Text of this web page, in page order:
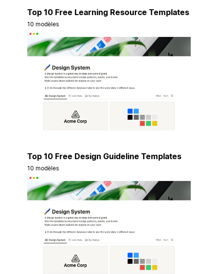
Top 10 Free Learning Resource Templates
10 modèles
Top 10 Free Design Guideline Templates
10 modèles